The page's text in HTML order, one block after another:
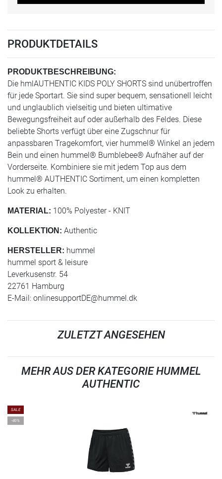
PRODUKTDETAILS
PRODUKTBESCHREIBUNG:
Die hmlAUTHENTIC KIDS POLY SHORTS sind unübertroffen
für jede Sportart. Sie sind super bequem, sensationell leicht
und unglaublich vielseitig und bieten ultimative
Bewegungsfreiheit auf oder außerhalb des Feldes. Diese
beliebte Shorts verfügt über eine Zugschnur für
anpassbaren Tragekomfort, vier hummel® Winkel an jedem
Bein und einen hummel® Bumblebee® Aufnäher auf der
Vorderseite. Kombiniere sie mit jedem Top aus dem
hummel® AUTHENTIC Sortiment, um einen kompletten
Look zu erhalten.
MATERIAL: 100% Polyester - KNIT
KOLLEKTION: Authentic
HERSTELLER: hummel
hummel sport & leisure
Leverkusenstr. 54
22761 Hamburg
E-Mail: onlinesupportDE@hummel.dk
ZULETZT ANGESEHEN
MEHR AUS DER KATEGORIE HUMMEL
AUTHENTIC
SALE
-40%